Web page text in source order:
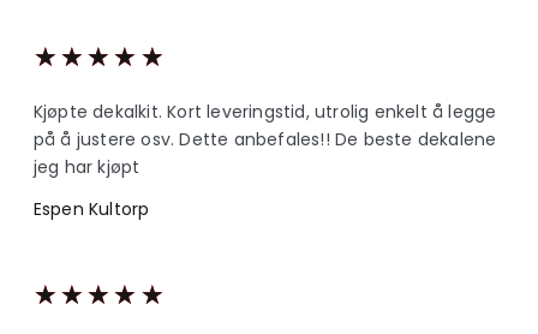
★ ★ ★ ★ ★
Kjøpte dekalkit. Kort leveringstid, utrolig enkelt å legge
på å justere osv. Dette anbefales!! De beste dekalene
jeg har kjøpt
Espen Kultorp
★ ★ ★ ★ ★